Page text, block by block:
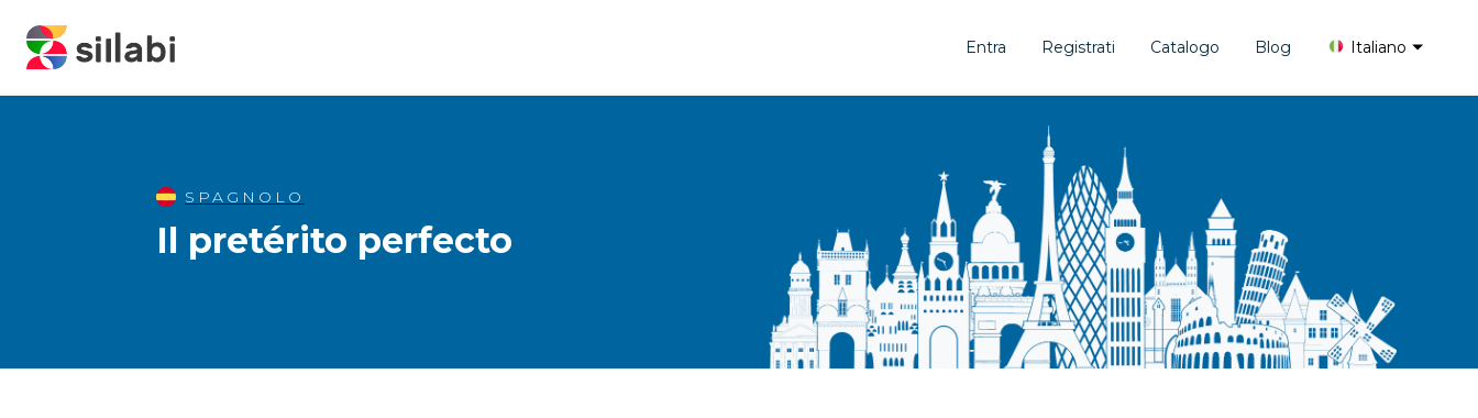
Entra Registrati Catalogo Blog Italiano
SPAGNOLO
Il pretérito perfecto